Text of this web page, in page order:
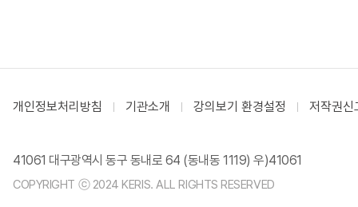
개인정보처리방침 기관소개 강의보기 환경설정 저작권신
41061 대구광역시 동구 동내로 64 (동내동 1119) 우)41061
COPYRIGHT ⓒ 2024 KERIS. ALL RIGHTS RESERVED